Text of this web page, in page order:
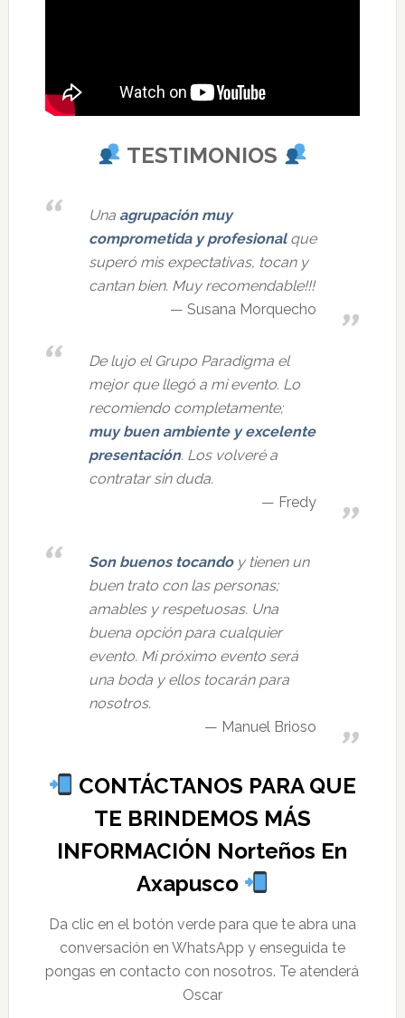
TESTIMONIOS
Una agrupación muy
comprometida y profesionalque
superó mis expectativas, tocan y
cantan bien. Muy recomendable!!!
Susana Morquecho
De lujo el Grupo Paradigma el
mejor que llegó a mi evento. Lo
recomiendo completamente;
muy buen ambiente y excelente
presentación. Los volveré a
contratar sin duda.
Fredy
Son buenos tocandoy tienen un
buen trato con las personas;
amables y respetuosas. Una
buena opción para cualquier
evento. Mi próximo evento será
una boda y ellos tocarán para
nosotros.
Manuel Brioso
CONTÁCTANOS PARA QUE
TE BRINDEMOS MÁS
INFORMACIÓN Norteños En
Axapusco
Da clic en el botón verde para que te abra una
conversación en WhatsApp y enseguida te
pongas en contacto con nosotros. Te atenderá
Oscar